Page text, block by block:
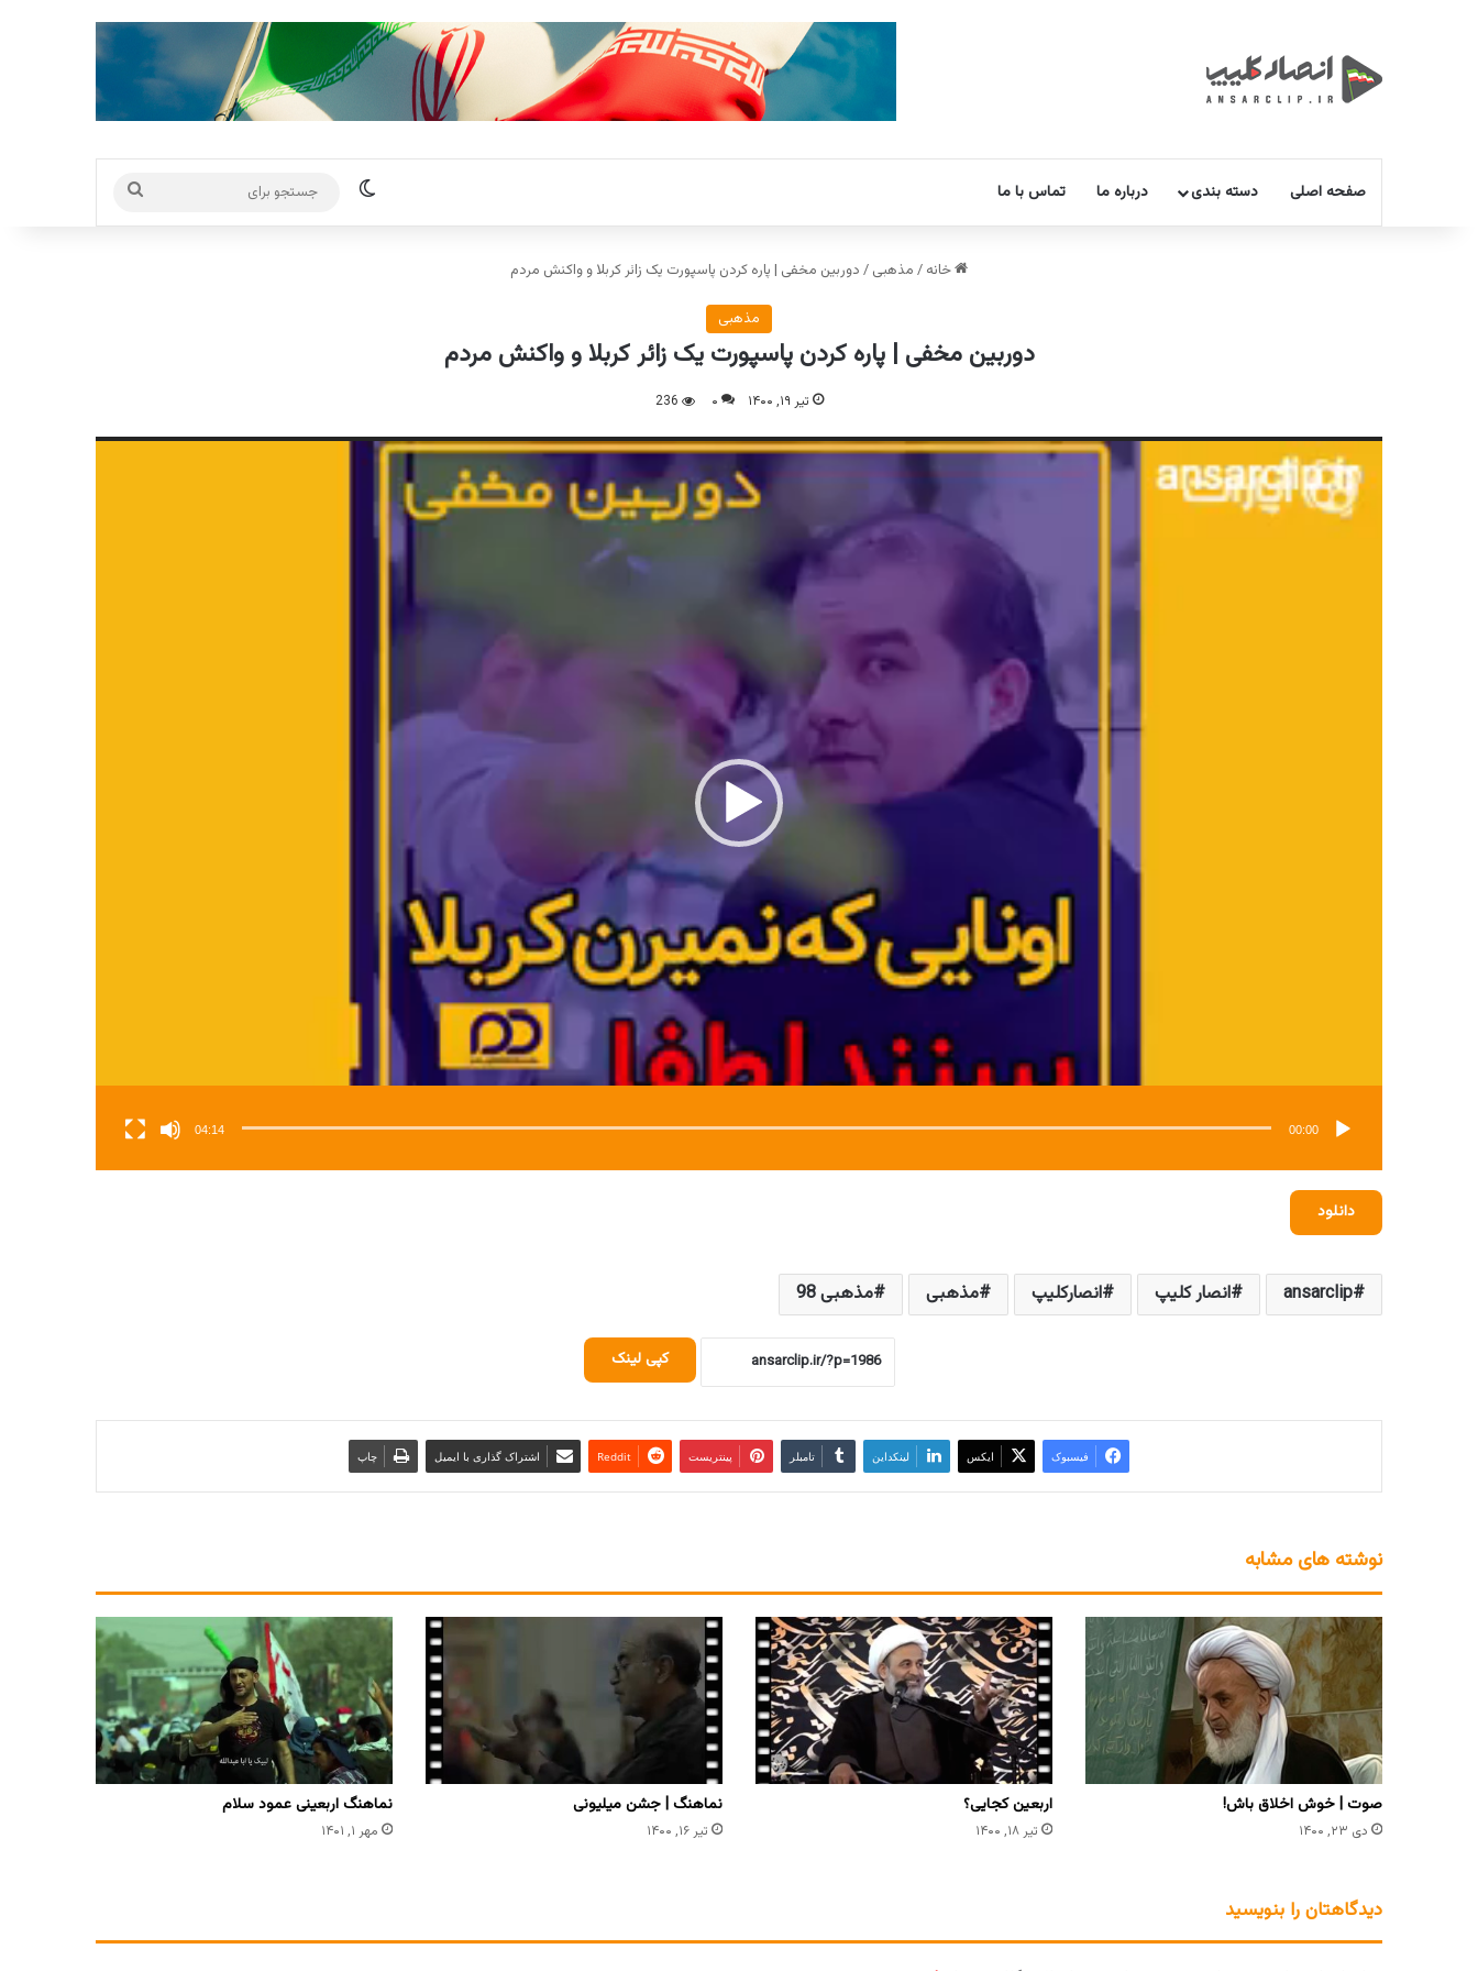
صفحه اصلی دسته بندی درباره ما تماس با ما تغییر پوسته
برای
خانه / مذهبی / دوربین مخفی | پاره کردن پاسپورت یک زائر کربلا و واکنش مردم
مذهبی
دوربین مخفی | پاره کردن پاسپورت یک زائر کربلا و واکنش مردم
تیر ۱۹, ۱۴۰۰ ۰ 236
نمایشگر
00:00
04:14
دانلود
ansarclip انصار کلیپ انصارکلیپ مذهبی مذهبی 98
کپی لینک
فیسبوک ایکس لینکداین تامبلر پینتریست Reddit اشتراک گذاری با ایمیل چاپ
نوشته های مشابه
صوت | خوش اخلاق باش!
دی ۲۳, ۱۴۰۰
اربعین کجایی؟
تیر ۱۸, ۱۴۰۰
نماهنگ | جشن میلیونی
تیر ۱۶, ۱۴۰۰
نماهنگ اربعینی عمود سلام
مهر ۱, ۱۴۰۱
دیدگاهتان را بنویسید